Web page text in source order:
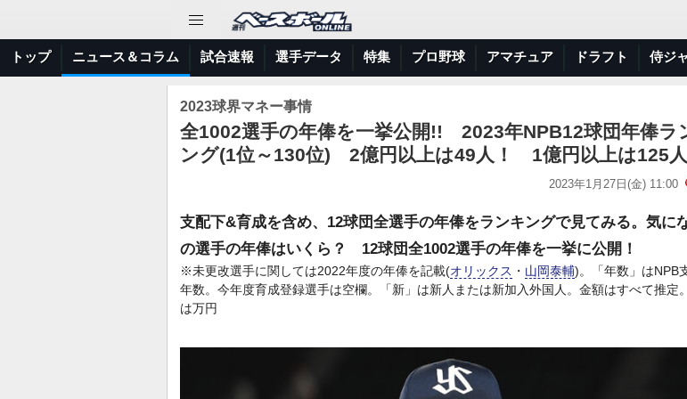
トップ ニュース＆コラム 試合速報 選手データ 特集 プロ野球 アマチュア ドラフト 侍ジ
2023球界マネー事情
全1002選手の年俸を一挙公開!! 2023年NPB12球団年俸ラ
ング(1位～130位) 2億円以上は49人！ 1億円以上は125人
2023年1月27日(金) 11:00
支配下&育成を含め、12球団全選手の年俸をランキングで見てみる。気に
の選手の年俸はいくら？ 12球団全1002選手の年俸を一挙に公開！
※未更改選手に関しては2022年度の年俸を記載(オリックス ・ 山岡泰輔)。「年数」はNPB
年数。今年度育成登録選手は空欄。「新」は新人または新加入外国人。金額はすべて推定
は万円